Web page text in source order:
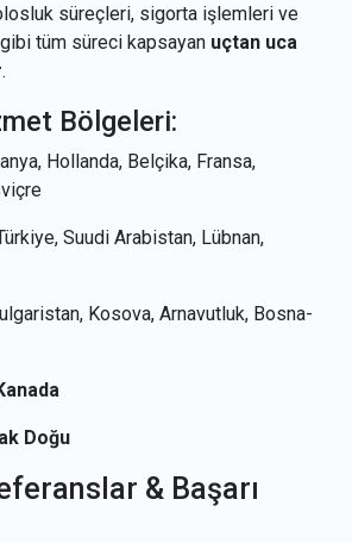
süreçleri, sigorta işlemleri ve
gibi tüm süreci kapsayan uçtan uca
.
Bölgeleri:
Hollanda, Belçika, Fransa,
Suudi Arabistan, Lübnan,
Kosova, Arnavutluk, Bosna-
Doğu
& Başarı